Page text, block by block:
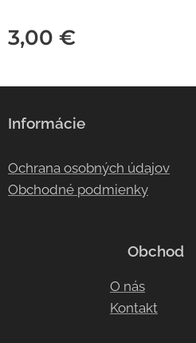
3,00 €
Informácie
Ochrana osobných údajov
Obchodné podmienky
Obchod
O nás
Kontakt